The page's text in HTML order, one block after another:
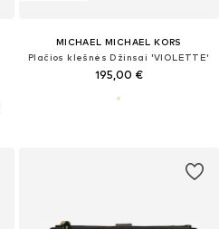
MICHAEL MICHAEL KORS
Plačios klešnės Džinsai 'VIOLETTE'
195,00 €